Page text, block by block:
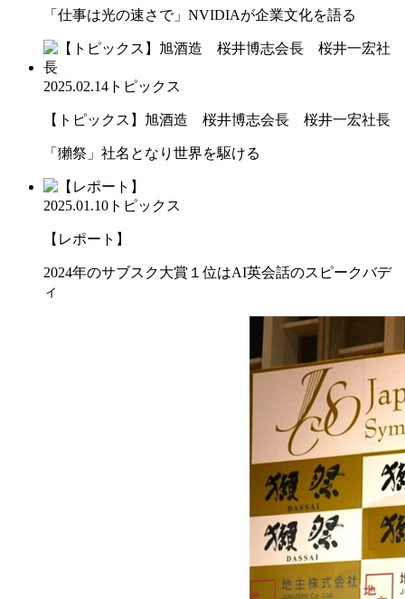
「仕事は光の速さで」NVIDIAが企業文化を語る
2025.02.14 トピックス
【トピックス】旭酒造 桜井博志会長 桜井一宏社長
「獺祭」社名となり世界を駆ける
2025.01.10 トピックス
【レポート】
2024年のサブスク大賞１位はAI英会話のスピークバデ
ィ